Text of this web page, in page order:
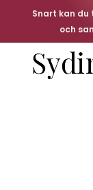
Snart kan
och